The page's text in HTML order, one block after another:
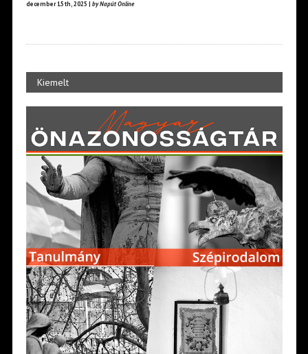
december 15th, 2025 | by Napút Online
Kiemelt